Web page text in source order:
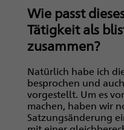
Wie passt
Tätigkeit als
zusammen?
Natürlich habe ich
besprochen und
vorgestellt. Um es
machen, haben wir
Satzungsänderung